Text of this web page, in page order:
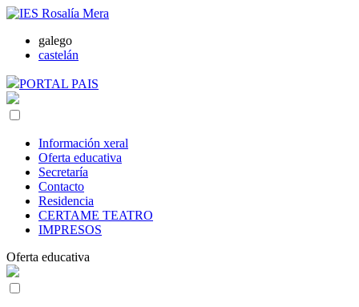
galego
castelán
PORTAL PAIS
Información xeral
Oferta educativa
Secretaría
Contacto
Residencia
CERTAME TEATRO
IMPRESOS
Oferta educativa